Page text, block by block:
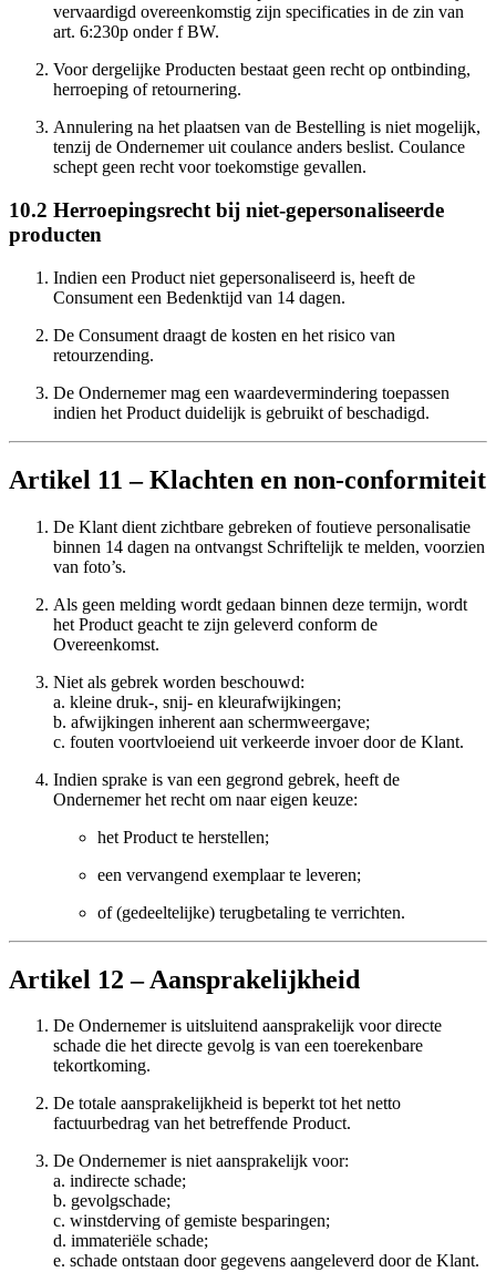
vervaardigd overeenkomstig zijn specificaties in de zin van
art. 6:230p onder f BW.
Voor dergelijke Producten bestaat geen recht op ontbinding,
herroeping of retournering.
Annulering na het plaatsen van de Bestelling is niet mogelijk,
tenzij de Ondernemer uit coulance anders beslist. Coulance
schept geen recht voor toekomstige gevallen.
10.2 Herroepingsrecht bij niet-gepersonaliseerde
producten
Indien een Product niet gepersonaliseerd is, heeft de
Consument een Bedenktijd van 14 dagen.
De Consument draagt de kosten en het risico van
retourzending.
De Ondernemer mag een waardevermindering toepassen
indien het Product duidelijk is gebruikt of beschadigd.
Artikel 11 – Klachten en non-conformiteit
De Klant dient zichtbare gebreken of foutieve personalisatie
binnen 14 dagen na ontvangst Schriftelijk te melden, voorzien
van foto’s.
Als geen melding wordt gedaan binnen deze termijn, wordt
het Product geacht te zijn geleverd conform de
Overeenkomst.
Niet als gebrek worden beschouwd:
a. kleine druk-, snij- en kleurafwijkingen;
b. afwijkingen inherent aan schermweergave;
c. fouten voortvloeiend uit verkeerde invoer door de Klant.
Indien sprake is van een gegrond gebrek, heeft de
Ondernemer het recht om naar eigen keuze:
het Product te herstellen;
een vervangend exemplaar te leveren;
of (gedeeltelijke) terugbetaling te verrichten.
Artikel 12 – Aansprakelijkheid
De Ondernemer is uitsluitend aansprakelijk voor directe
schade die het directe gevolg is van een toerekenbare
tekortkoming.
De totale aansprakelijkheid is beperkt tot het netto
factuurbedrag van het betreffende Product.
De Ondernemer is niet aansprakelijk voor:
a. indirecte schade;
b. gevolgschade;
c. winstderving of gemiste besparingen;
d. immateriële schade;
e. schade ontstaan door gegevens aangeleverd door de Klant.